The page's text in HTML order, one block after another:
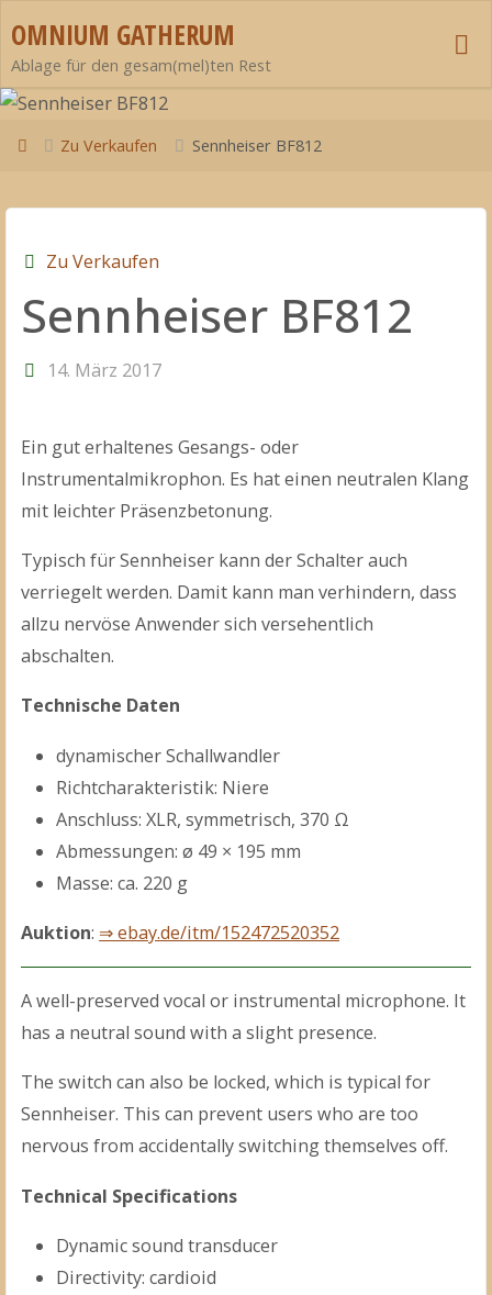
Inhalt
springen
OMNIUM GATHERUM
Ablage für den gesam(mel)ten Rest
StartZu Verkaufen Sennheiser BF812
Zu Verkaufen
Sennheiser BF812
14. März 2017
Ein gut erhaltenes Gesangs- oder
Instrumentalmikrophon. Es hat einen neutralen Klang
mit leichter Präsenzbetonung.
Typisch für Sennheiser kann der Schalter auch
verriegelt werden. Damit kann man verhindern, dass
allzu nervöse Anwender sich versehentlich
abschalten.
Technische Daten
dynamischer Schallwandler
Richtcharakteristik: Niere
Anschluss: XLR, symmetrisch, 370 Ω
Abmessungen: ø 49 × 195 mm
Masse: ca. 220 g
Auktion: ⇒ ebay.de/itm/152472520352
A well-preserved vocal or instrumental microphone. It
has a neutral sound with a slight presence.
The switch can also be locked, which is typical for
Sennheiser. This can prevent users who are too
nervous from accidentally switching themselves off.
Technical Specifications
Dynamic sound transducer
Directivity: cardioid